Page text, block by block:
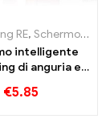
Lussemburgo
, Sigarette usa e
RE, Schermo intelligente Bang King 15000 Soffio
intelligente
di anguria e
il piacere
€5.85